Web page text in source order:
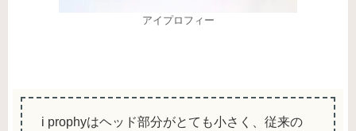
アイプロフィー
i prophyはヘッド部分がとても小さく、従来の